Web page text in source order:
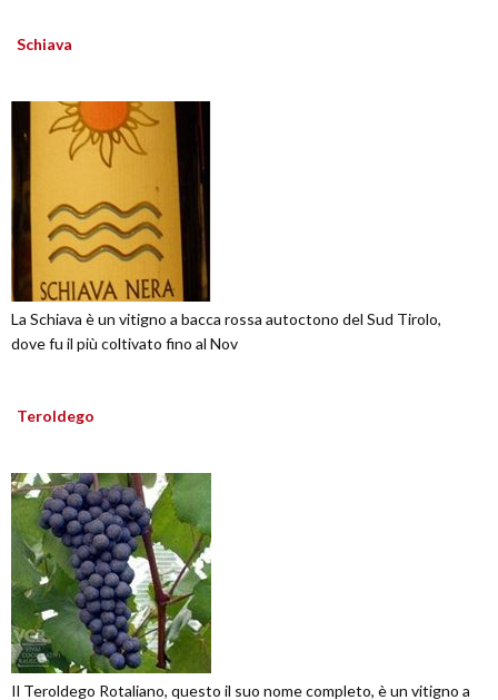
Schiava
La Schiava è un vitigno a bacca rossa autoctono del Sud Tirolo,
dove fu il più coltivato fino al Nov
Teroldego
Il Teroldego Rotaliano, questo il suo nome completo, è un vitigno a